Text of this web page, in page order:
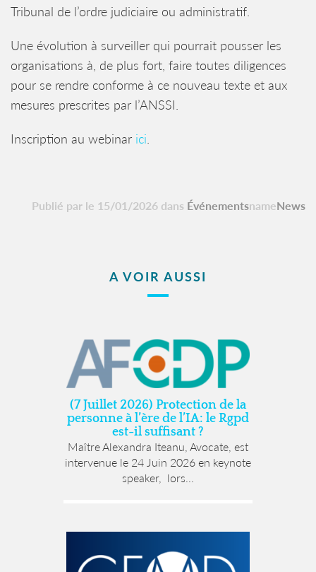
Tribunal de l’ordre judiciaire ou administratif.
Une évolution à surveiller qui pourrait pousser les
organisations à, de plus fort, faire toutes diligences
pour se rendre conforme à ce nouveau texte et aux
mesures prescrites par l’ANSSI.
Inscription au webinar ici
Publié par le 15/01/2026 dans ÉvénementsnameNews
A VOIR AUSSI
(7 Juillet 2026) Protection de la
personne à l’ère de l’IA: le Rgpd
est-il suffisant ?
Maître Alexandra Iteanu, Avocate, est
intervenue le 24 Juin 2026 en keynote
speaker, lors...